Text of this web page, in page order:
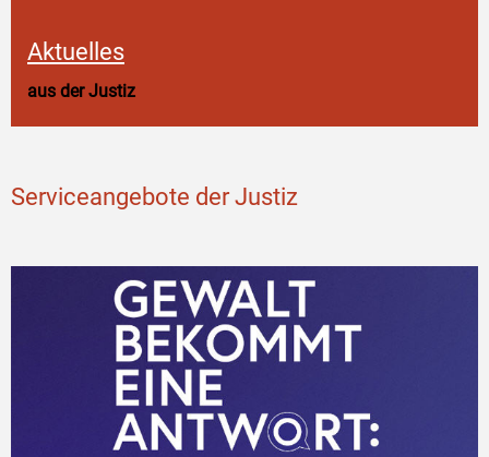
Aktuelles
aus der Justiz
Serviceangebote der Justiz